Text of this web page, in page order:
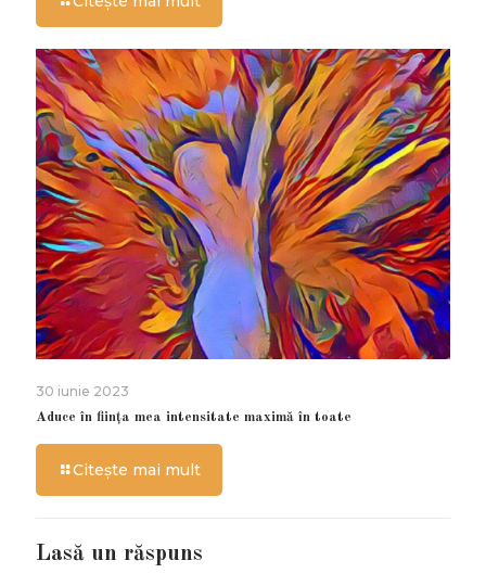
30 iunie 2023
Aduce în ființa mea intensitate maximă în toate
Citește mai mult
Lasă un răspuns